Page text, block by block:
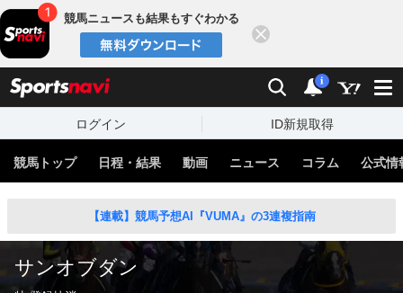
競馬ニュースも結果もすぐわかる
検索 通知
i
ログイン ID新規取得
競馬トップ 日程・結果 動画 ニュース コラム 公式情
【連載】競馬予想AI『VUMA』の3連複指南
サンオブダン